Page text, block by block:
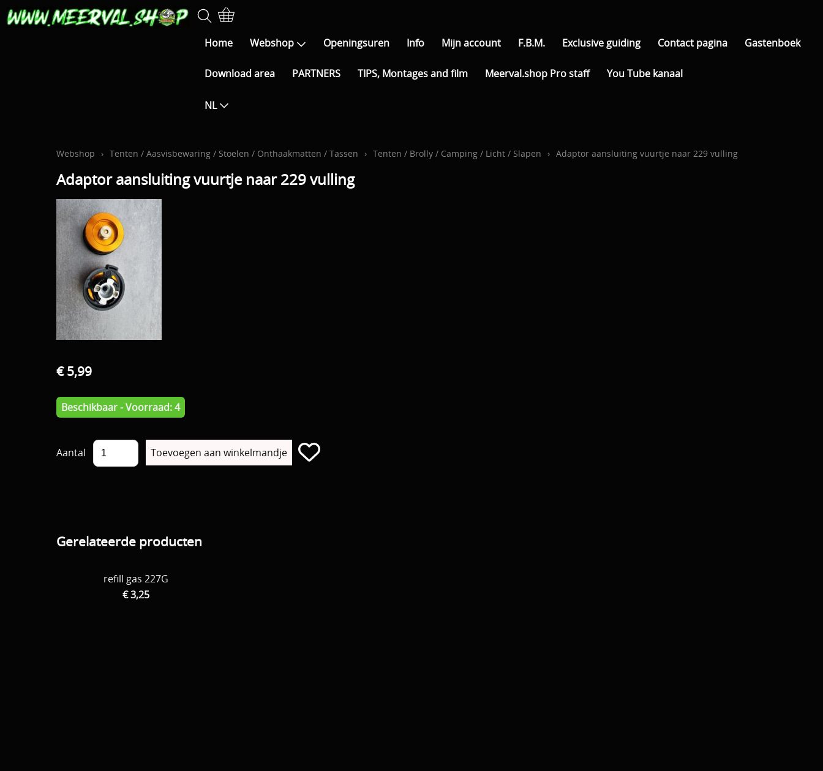
Home Webshop Openingsuren Info Mijn account F.B.M. Exclusive guiding Contact pagina Gastenboek
Download area PARTNERS TIPS, Montages and film Meerval.shop Pro staff You Tube kanaal
NL
Webshop › Tenten / Aasvisbewaring / Stoelen / Onthaakmatten / Tassen › Tenten / Brolly / Camping / Licht / Slapen › Adaptor aansluiting vuurtje naar 229 vulling
Adaptor aansluiting vuurtje naar 229 vulling
€ 5,99
Beschikbaar - Voorraad: 4
Aantal
Gerelateerde producten
refill gas 227G
€ 3,25